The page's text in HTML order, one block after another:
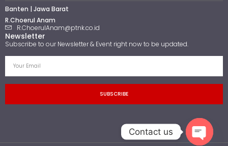
Banten | Jawa Barat
R.Choerul Anam
R.ChoerulAnam@ptnk.co.id
Newsletter
Subscribe to our Newsletter & Event right now to be updated.
SUBSCRIBE
Contact us